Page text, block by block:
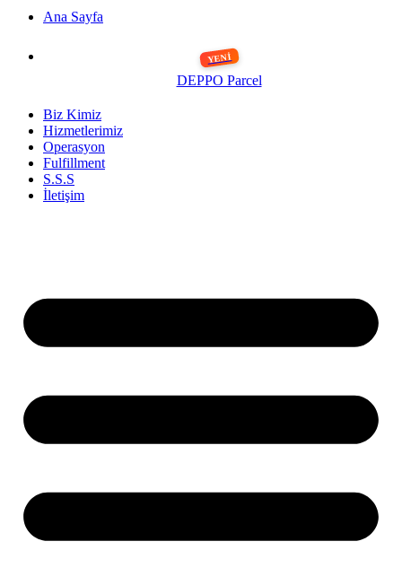
Ana Sayfa
DEPPO Parcel
Biz Kimiz
Hizmetlerimiz
Operasyon
Fulfillment
S.S.S
İletişim